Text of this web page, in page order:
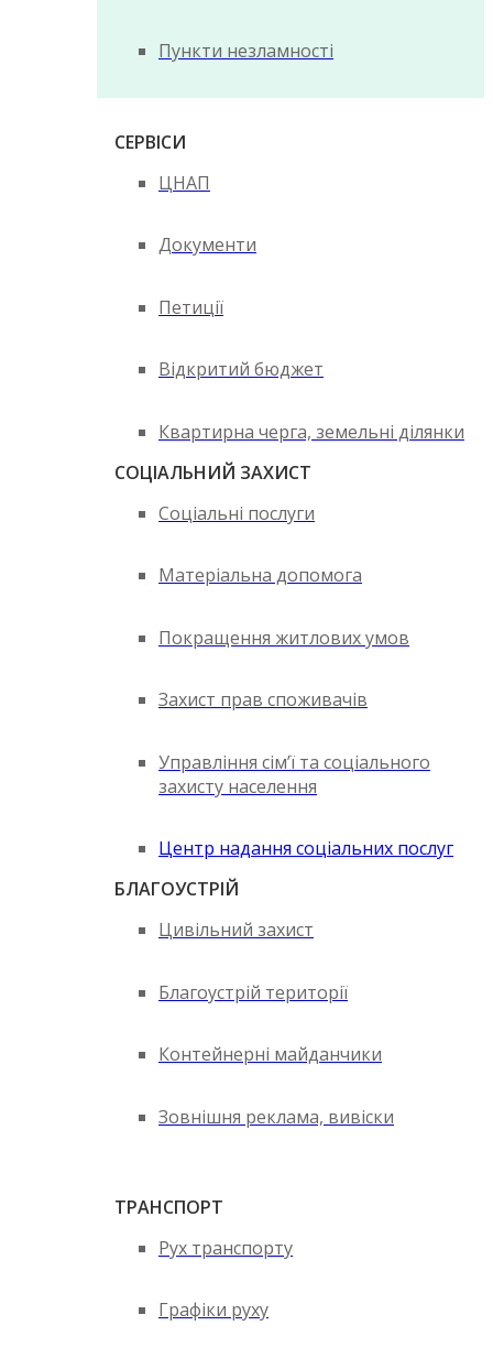
Пункти незламності
СЕРВІСИ
ЦНАП
Документи
Петиції
Відкритий бюджет
Квартирна черга, земельні ділянки
СОЦІАЛЬНИЙ ЗАХИСТ
Соціальні послуги
Матеріальна допомога
Покращення житлових умов
Захист прав споживачів
Управління сім’ї та соціального
захисту населення
Центр надання соціальних послуг
БЛАГОУСТРІЙ
Цивільний захист
Благоустрій території
Контейнерні майданчики
Зовнішня реклама, вивіски
ТРАНСПОРТ
Рух транспорту
Графіки руху